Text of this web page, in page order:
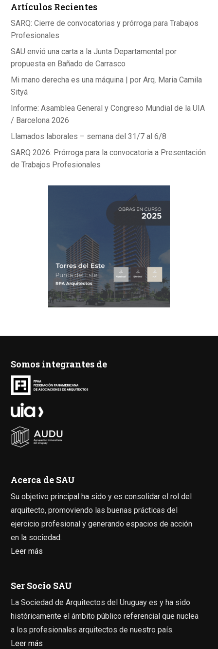
o
k
p
p
Artículos Recientes
SARQ: Cierre de convocatorias y prórroga para Trabajos
Profesionales
SAU envió una carta a la Junta Departamental por
propuesta en Bañado de Carrasco
Mi mano derecha es una máquina | por Arq. Maria Camila
Sityá
Informe: Asamblea General y Congreso Mundial de la UIA
/ Barcelona 2026
Llamados laborales – semana del 31/7 al 6/8
SARQ 2026: Prórroga para la convocatoria a Presentación
de Trabajos Profesionales
Somos integrantes de
Acerca de SAU
Su objetivo principal ha sido y es consolidar el rol del
arquitecto, promoviendo las buenas prácticas del
ejercicio profesional y generando espacios de acción
en la sociedad.
Leer más
Ser Socio SAU
La Sociedad de Arquitectos del Uruguay es y ha sido
históricamente el ámbito público referencial que nuclea
a los profesionales arquitectos de nuestro país.
Leer más